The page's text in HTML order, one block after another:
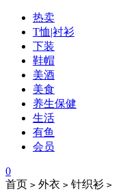
热卖
T恤|衬衫
下装
鞋帽
美酒
美食
养生保健
生活
有鱼
会员
0
首页 > 外衣 > 针织衫 >